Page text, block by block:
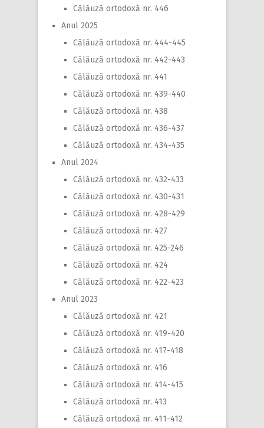
Călăuză ortodoxă nr. 446
Anul 2025
Călăuză ortodoxă nr. 444-445
Călăuză ortodoxă nr. 442-443
Călăuză ortodoxă nr. 441
Călăuză ortodoxă nr. 439-440
Călăuză ortodoxă nr. 438
Călăuză ortodoxă nr. 436-437
Călăuză ortodoxă nr. 434-435
Anul 2024
Călăuză ortodoxă nr. 432-433
Călăuză ortodoxă nr. 430-431
Călăuză ortodoxă nr. 428-429
Călăuză ortodoxă nr. 427
Călăuză ortodoxă nr. 425-246
Călăuză ortodoxă nr. 424
Călăuză ortodoxă nr. 422-423
Anul 2023
Călăuză ortodoxă nr. 421
Călăuză ortodoxă nr. 419-420
Călăuză ortodoxă nr. 417-418
Călăuză ortodoxă nr. 416
Călăuză ortodoxă nr. 414-415
Călăuză ortodoxă nr. 413
Călăuză ortodoxă nr. 411-412